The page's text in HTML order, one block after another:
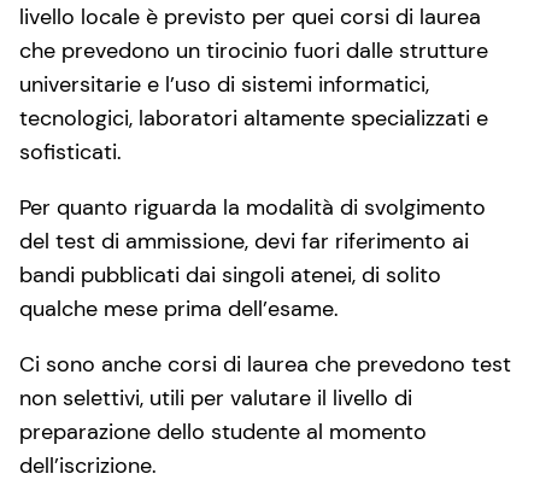
livello locale è previsto per quei corsi di laurea
che prevedono un tirocinio fuori dalle strutture
universitarie e l’uso di sistemi informatici,
tecnologici, laboratori altamente specializzati e
sofisticati.
Per quanto riguarda la modalità di svolgimento
del test di ammissione, devi far riferimento ai
bandi pubblicati dai singoli atenei, di solito
qualche mese prima dell’esame.
Ci sono anche corsi di laurea che prevedono test
non selettivi, utili per valutare il livello di
preparazione dello studente al momento
dell’iscrizione.